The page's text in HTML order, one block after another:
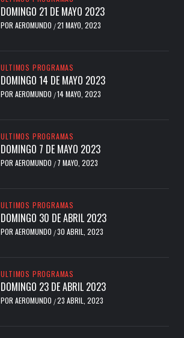
DOMINGO 21 DE MAYO 2023
POR AEROMUNDO /21 MAYO, 2023
ULTIMOS PROGRAMAS
DOMINGO 14 DE MAYO 2023
POR AEROMUNDO /14 MAYO, 2023
ULTIMOS PROGRAMAS
DOMINGO 7 DE MAYO 2023
POR AEROMUNDO / 7 MAYO, 2023
ULTIMOS PROGRAMAS
DOMINGO 30 DE ABRIL 2023
POR AEROMUNDO /30 ABRIL, 2023
ULTIMOS PROGRAMAS
DOMINGO 23 DE ABRIL 2023
POR AEROMUNDO /23 ABRIL, 2023